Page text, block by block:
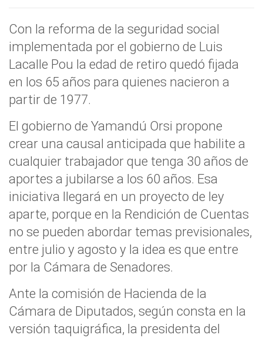
Con la reforma de la seguridad social
implementada por el gobierno de Luis
Lacalle Pou la edad de retiro quedó fijada
en los 65 años para quienes nacieron a
partir de 1977.
El gobierno de Yamandú Orsi propone
crear una causal anticipada que habilite a
cualquier trabajador que tenga 30 años de
aportes a jubilarse a los 60 años. Esa
iniciativa llegará en un proyecto de ley
aparte, porque en la Rendición de Cuentas
no se pueden abordar temas previsionales,
entre julio y agosto y la idea es que entre
por la Cámara de Senadores.
Ante la comisión de Hacienda de la
Cámara de Diputados, según consta en la
versión taquigráfica, la presidenta del